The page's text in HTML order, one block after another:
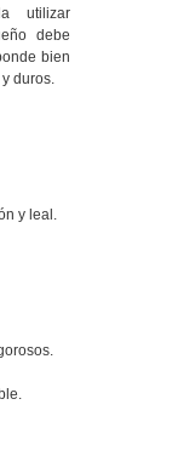
utilizar
debe
bien
duros.
y leal.